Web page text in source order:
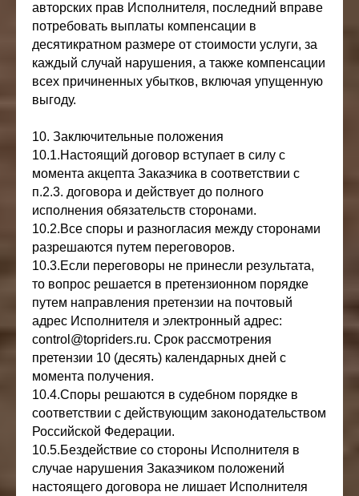
авторских прав Исполнителя, последний вправе
потребовать выплаты компенсации в
десятикратном размере от стоимости услуги, за
каждый случай нарушения, а также компенсации
всех причиненных убытков, включая упущенную
выгоду.
10. Заключительные положения
10.1.Настоящий договор вступает в силу с
момента акцепта Заказчика в соответствии с
п.2.3. договора и действует до полного
исполнения обязательств сторонами.
10.2.Все споры и разногласия между сторонами
разрешаются путем переговоров.
10.3.Если переговоры не принесли результата,
то вопрос решается в претензионном порядке
путем направления претензии на почтовый
адрес Исполнителя и электронный адрес:
control@topriders.ru. Срок рассмотрения
претензии 10 (десять) календарных дней с
момента получения.
10.4.Споры решаются в судебном порядке в
соответствии с действующим законодательством
Российской Федерации.
10.5.Бездействие со стороны Исполнителя в
случае нарушения Заказчиком положений
настоящего договора не лишает Исполнителя